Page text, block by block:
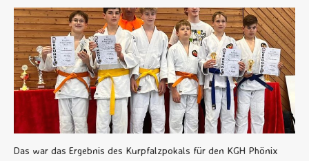
Das war das Ergebnis des Kurpfalzpokals für den KGH Phönix